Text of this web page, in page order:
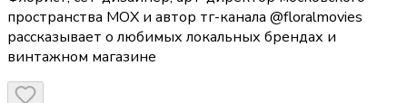
пространства МОХ и автор тг-канала @floralmovies
рассказывает о любимых локальных брендах и
винтажном магазине